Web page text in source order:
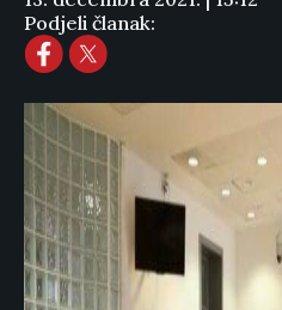
Podjeli članak: